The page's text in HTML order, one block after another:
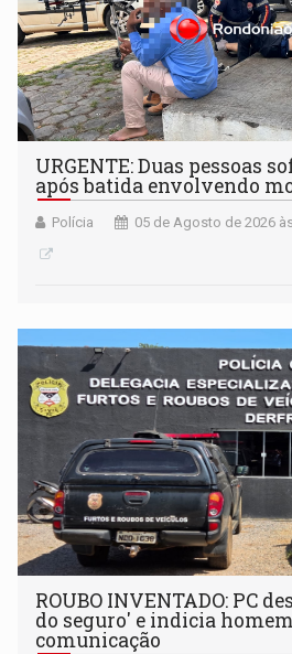
URGENTE: Duas pessoas
após batida envolvendo
Polícia 05 de Agosto de 2026
ROUBO INVENTADO: PC
do seguro' e indicia
comunicação